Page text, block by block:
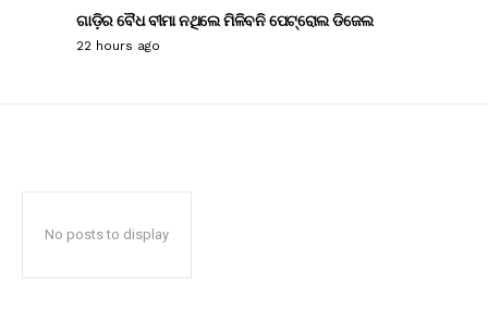
ଗାଡ଼ିର ବୈଧ ବୀମା ନଥିଲେ ମିଳିବନି ପେଟ୍ରୋଲ ଡିଜେଲ
22 hours ago
No posts to display